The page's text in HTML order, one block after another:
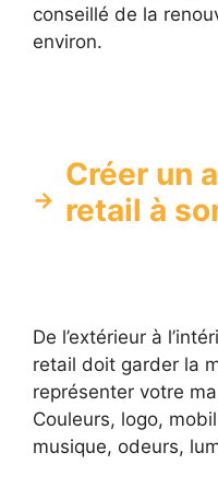
conseillé de la
environ.
Créer un
retail à
De l’extérieur à
retail doit garder la
représenter votre
Couleurs, logo,
musique, odeurs,